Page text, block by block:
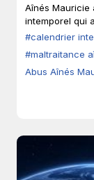
Aînés Mauricie
intemporel qui
#calendrier
#maltraitance
Abus Aînés